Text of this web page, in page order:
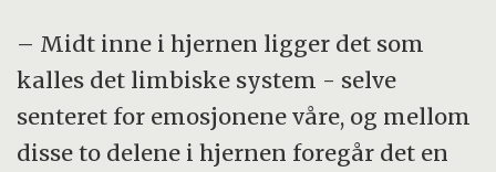
– Midt inne i hjernen ligger det som
kalles det limbiske system - selve
senteret for emosjonene våre, og mellom
disse to delene i hjernen foregår det en